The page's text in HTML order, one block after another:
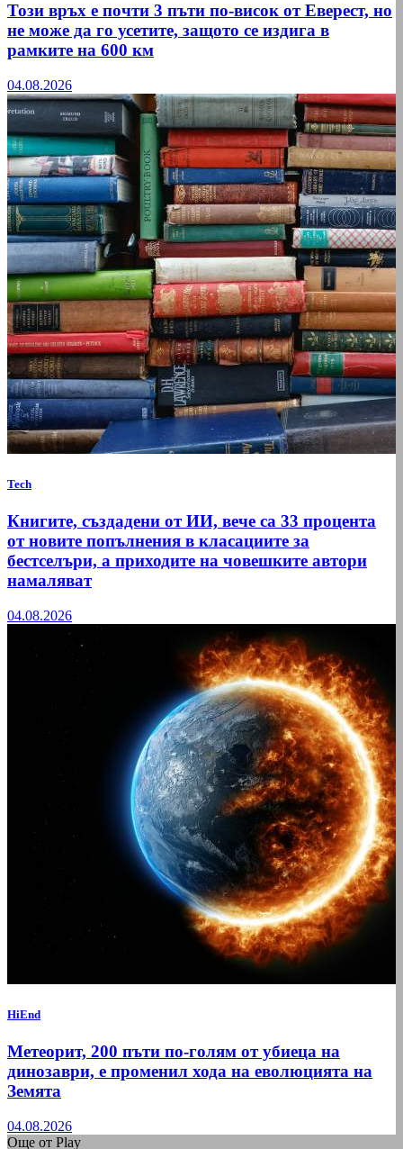
Този връх е почти 3 пъти по-висок от Еверест, но
не може да го усетите, защото се издига в
рамките на 600 км
04.08.2026
Tech
Книгите, създадени от ИИ, вече са 33 процента
от новите попълнения в класациите за
бестселъри, а приходите на човешките автори
намаляват
04.08.2026
HiEnd
Метеорит, 200 пъти по-голям от убиеца на
динозаври, е променил хода на еволюцията на
Земята
04.08.2026
Още от Play